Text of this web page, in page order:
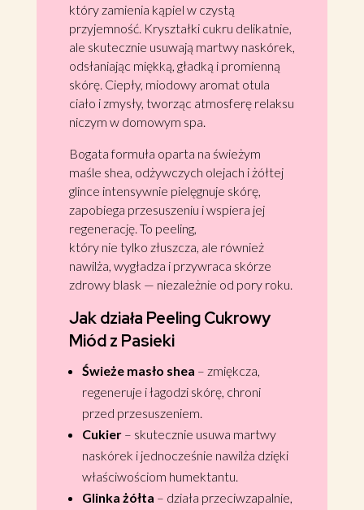
który zamienia kąpiel w czystą
przyjemność. Kryształki cukru delikatnie,
ale skutecznie usuwają martwy naskórek,
odsłaniając miękką, gładką i promienną
skórę. Ciepły, miodowy aromat otula
ciało i zmysły, tworząc atmosferę relaksu
niczym w domowym spa.
Bogata formuła oparta na świeżym
maśle shea, odżywczych olejach i żółtej
glince intensywnie pielęgnuje skórę,
zapobiega przesuszeniu i wspiera jej
regenerację. To peeling,
który nie tylko złuszcza, ale również
nawilża, wygładza i przywraca skórze
zdrowy blask — niezależnie od pory roku.
Jak działa Peeling Cukrowy
Miód z Pasieki
Świeże masło shea – zmiękcza,
regeneruje i łagodzi skórę, chroni
przed przesuszeniem.
Cukier– skutecznie usuwa martwy
naskórek i jednocześnie nawilża dzięki
właściwościom humektantu.
Glinka żółta – działa przeciwzapalnie,